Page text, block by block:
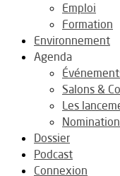
Emploi
Formation
Environnement
Agenda
Salons &
Les
Dossier
Podcast
Connexion